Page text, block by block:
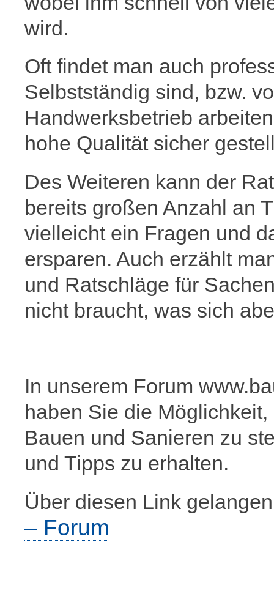
wird.
Oft findet man auch
Selbstständig sind, bzw.
Handwerksbetrieb
hohe Qualität sicher
Des Weiteren kann der
bereits großen Anzahl an
vielleicht ein Fragen und
ersparen. Auch erzählt
und Ratschläge für
nicht braucht, was sich
In unserem Forum
haben Sie die
Bauen und Sanieren zu
und Tipps zu erhalten.
Über diesen Link
– Forum